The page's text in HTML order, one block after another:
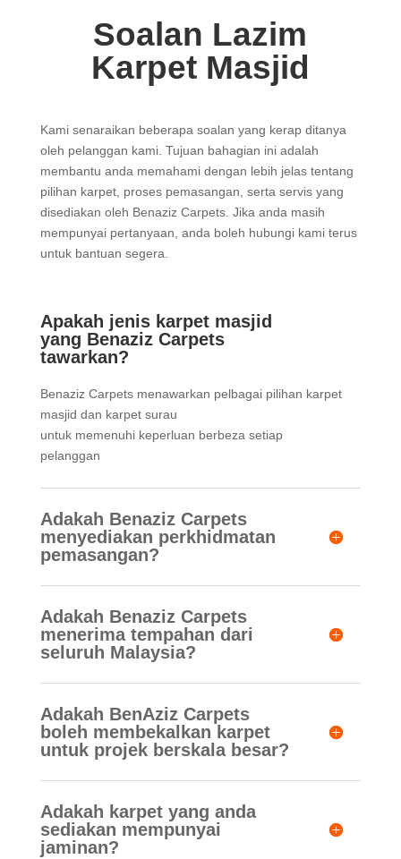
Soalan Lazim
Karpet Masjid
Kami senaraikan beberapa soalan yang kerap ditanya
oleh pelanggan kami. Tujuan bahagian ini adalah
membantu anda memahami dengan lebih jelas tentang
pilihan karpet, proses pemasangan, serta servis yang
disediakan oleh Benaziz Carpets. Jika anda masih
mempunyai pertanyaan, anda boleh hubungi kami terus
untuk bantuan segera.
Apakah jenis karpet masjid
yang Benaziz Carpets
tawarkan?
Benaziz Carpets menawarkan pelbagai pilihan karpet
masjid dan karpet surau
untuk memenuhi keperluan berbeza setiap
pelanggan
Adakah Benaziz Carpets
menyediakan perkhidmatan
pemasangan?
Adakah Benaziz Carpets
menerima tempahan dari
seluruh Malaysia?
Adakah BenAziz Carpets
boleh membekalkan karpet
untuk projek berskala besar?
Adakah karpet yang anda
sediakan mempunyai
jaminan?